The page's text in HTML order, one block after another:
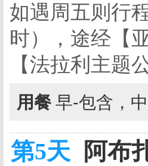
如遇周五则行
时），途经【
【法拉利主题
用餐 早-包含，
第5天 阿布